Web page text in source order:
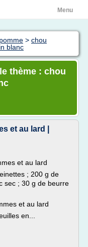
Menu
> chou
blanc
thème : chou
et au lard |
et au lard
; 200 g de
sec ; 30 g de beurre
et au lard
en...